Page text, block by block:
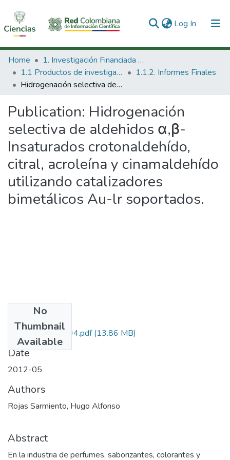
Log In (current)
Communities & Collections
All of DSpace
Home
1. Investigación Financiada con Recursos Públicos
1.1 Productos de investigación
1.1.2. Informes Finales
Hidrogenación selectiva de aldehidos α,β-Insaturados crotonaldehído, citral, acroleína y cinamaldehído utilizando catalizadores bimetálicos Au-lr soportados.
Publication: Hidrogenación
selectiva de aldehidos α,β-
Insaturados crotonaldehído,
citral, acroleína y cinamaldehído
utilizando catalizadores
bimetálicos Au-lr soportados.
No
Thumbnail
Available
110948925094.pdf(13.86 MB)
Date
2012-05
Authors
Rojas Sarmiento, Hugo Alfonso
Abstract
En la industria de perfumes, saborizantes, colorantes y